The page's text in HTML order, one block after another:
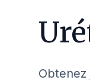
Obtenez